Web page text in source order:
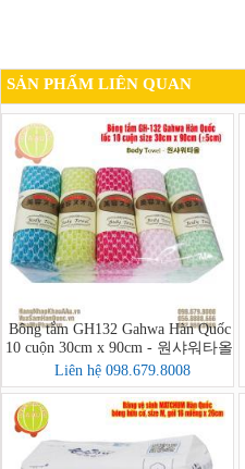
SẢN PHẨM LIÊN QUAN
Bông tắm GH132 Gahwa Hàn Quốc
10 cuộn 30cm x 90cm - 원샤워타올
Liên hệ 098.679.8008